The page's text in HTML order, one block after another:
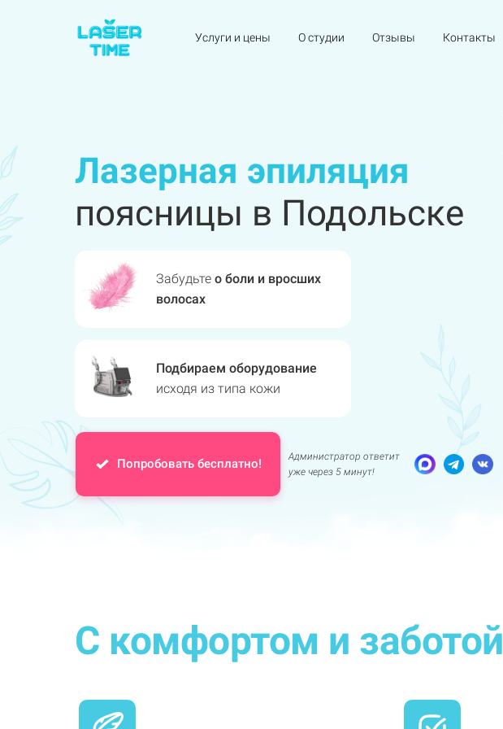
Услуги и цены О студии Отзывы Контакты
Лазерная эпиляция
поясницы в Подольске
Забудьте о боли и вросших
волосах
Подбираем оборудование
исходя из типа кожи
Попробовать бесплатно!
Администратор ответит
уже через 5 минут!
С комфортом и заботой